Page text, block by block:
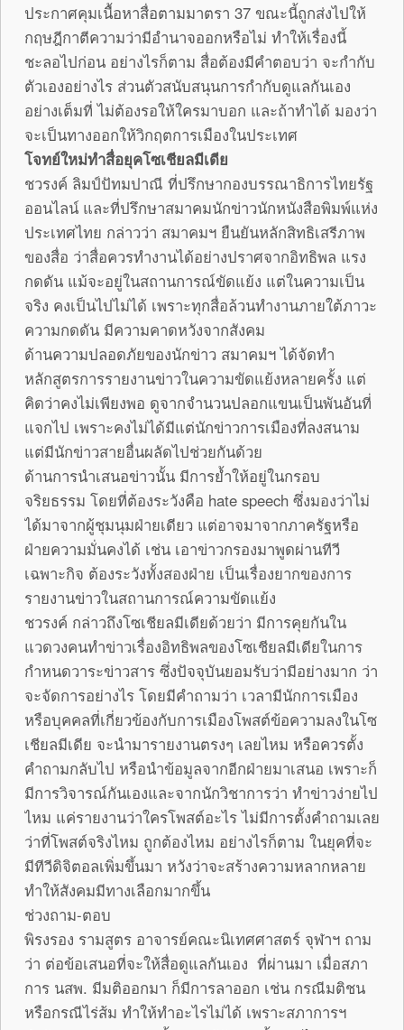
ประกาศคุมเนื้อหาสื่อตามมาตรา 37 ขณะนี้ถูกส่งไปให้
กฤษฎีกาตีความว่ามีอำนาจออกหรือไม่ ทำให้เรื่องนี้
ชะลอไปก่อน อย่างไรก็ตาม สื่อต้องมีคำตอบว่า จะกำกับ
ตัวเองอย่างไร ส่วนตัวสนับสนุนการกำกับดูแลกันเอง
อย่างเต็มที่ ไม่ต้องรอให้ใครมาบอก และถ้าทำได้ มองว่า
จะเป็นทางออกให้วิกฤตการเมืองในประเทศ
โจทย์ใหม่ทำสื่อยุคโซเชียลมีเดีย
ชวรงค์ ลิมป์ปัทมปาณี ที่ปรึกษากองบรรณาธิการไทยรัฐ
ออนไลน์ และที่ปรึกษาสมาคมนักข่าวนักหนังสือพิมพ์แห่ง
ประเทศไทย กล่าวว่า สมาคมฯ ยืนยันหลักสิทธิเสรีภาพ
ของสื่อ ว่าสื่อควรทำงานได้อย่างปราศจากอิทธิพล แรง
กดดัน แม้จะอยู่ในสถานการณ์ขัดแย้ง แต่ในความเป็น
จริง คงเป็นไปไม่ได้ เพราะทุกสื่อล้วนทำงานภายใต้ภาวะ
ความกดดัน มีความคาดหวังจากสังคม
ด้านความปลอดภัยของนักข่าว สมาคมฯ ได้จัดทำ
หลักสูตรการรายงานข่าวในความขัดแย้งหลายครั้ง แต่
คิดว่าคงไม่เพียงพอ ดูจากจำนวนปลอกแขนเป็นพันอันที่
แจกไป เพราะคงไม่ได้มีแต่นักข่าวการเมืองที่ลงสนาม
แต่มีนักข่าวสายอื่นผลัดไปช่วยกันด้วย
ด้านการนำเสนอข่าวนั้น มีการย้ำให้อยู่ในกรอบ
จริยธรรม โดยที่ต้องระวังคือ hate speech ซึ่งมองว่าไม่
ได้มาจากผู้ชุมนุมฝ่ายเดียว แต่อาจมาจากภาครัฐหรือ
ฝ่ายความมั่นคงได้ เช่น เอาข่าวกรองมาพูดผ่านทีวี
เฉพาะกิจ ต้องระวังทั้งสองฝ่าย เป็นเรื่องยากของการ
รายงานข่าวในสถานการณ์ความขัดแย้ง
ชวรงค์ กล่าวถึงโซเชียลมีเดียด้วยว่า มีการคุยกันใน
แวดวงคนทำข่าวเรื่องอิทธิพลของโซเชียลมีเดียในการ
กำหนดวาระข่าวสาร ซึ่งปัจจุบันยอมรับว่ามีอย่างมาก ว่า
จะจัดการอย่างไร โดยมีคำถามว่า เวลามีนักการเมือง
หรือบุคคลที่เกี่ยวข้องกับการเมืองโพสต์ข้อความลงในโซ
เชียลมีเดีย จะนำมารายงานตรงๆ เลยไหม หรือควรตั้ง
คำถามกลับไป หรือนำข้อมูลจากอีกฝ่ายมาเสนอ เพราะก็
มีการวิจารณ์กันเองและจากนักวิชาการว่า ทำข่าวง่ายไป
ไหม แค่รายงานว่าใครโพสต์อะไร ไม่มีการตั้งคำถามเลย
ว่าที่โพสต์จริงไหม ถูกต้องไหม อย่างไรก็ตาม ในยุคที่จะ
มีทีวีดิจิตอลเพิ่มขึ้นมา หวังว่าจะสร้างความหลากหลาย
ทำให้สังคมมีทางเลือกมากขึ้น
ช่วงถาม-ตอบ
พิรงรอง รามสูตร อาจารย์คณะนิเทศศาสตร์ จุฬาฯ ถาม
ว่า ต่อข้อเสนอที่จะให้สื่อดูแลกันเอง ที่ผ่านมา เมื่อสภา
การ นสพ. มีมติออกมา ก็มีการลาออก เช่น กรณีมติชน
หรือกรณีไร่ส้ม ทำให้ทำอะไรไม่ได้ เพราะสภาการฯ